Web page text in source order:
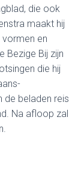
die ook
maakt hij
en
Bezige Bij zijn
die hij
de beladen reis
Na afloop zal